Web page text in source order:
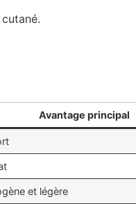
Avantage principal
et légère